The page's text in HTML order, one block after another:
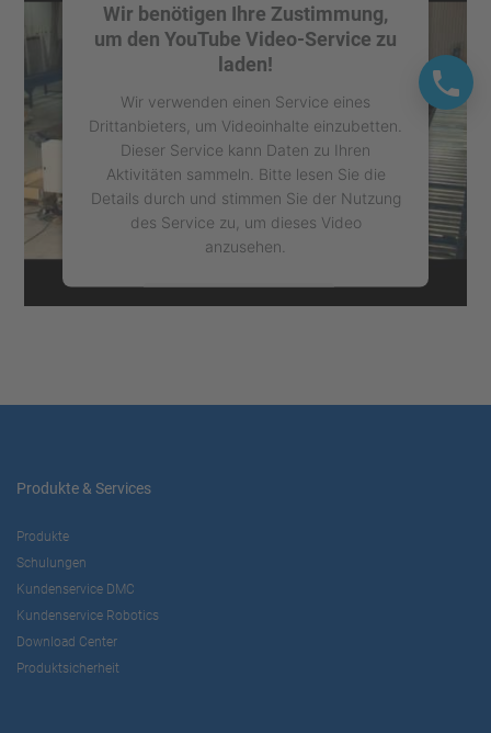
Wir benötigen Ihre Zustimmung,
um den YouTube Video-Service zu
laden!
Wir verwenden einen Service eines
Drittanbieters, um Videoinhalte einzubetten.
Dieser Service kann Daten zu Ihren
Aktivitäten sammeln. Bitte lesen Sie die
Details durch und stimmen Sie der Nutzung
des Service zu, um dieses Video
anzusehen.
Mehr Informationen
powered byUsercentrics Consent
Produkte & Services
Produkte
Schulungen
Kundenservice DMC
Kundenservice Robotics
Download Center
Produktsicherheit